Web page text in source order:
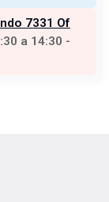
7331 Of
a 14:30 -